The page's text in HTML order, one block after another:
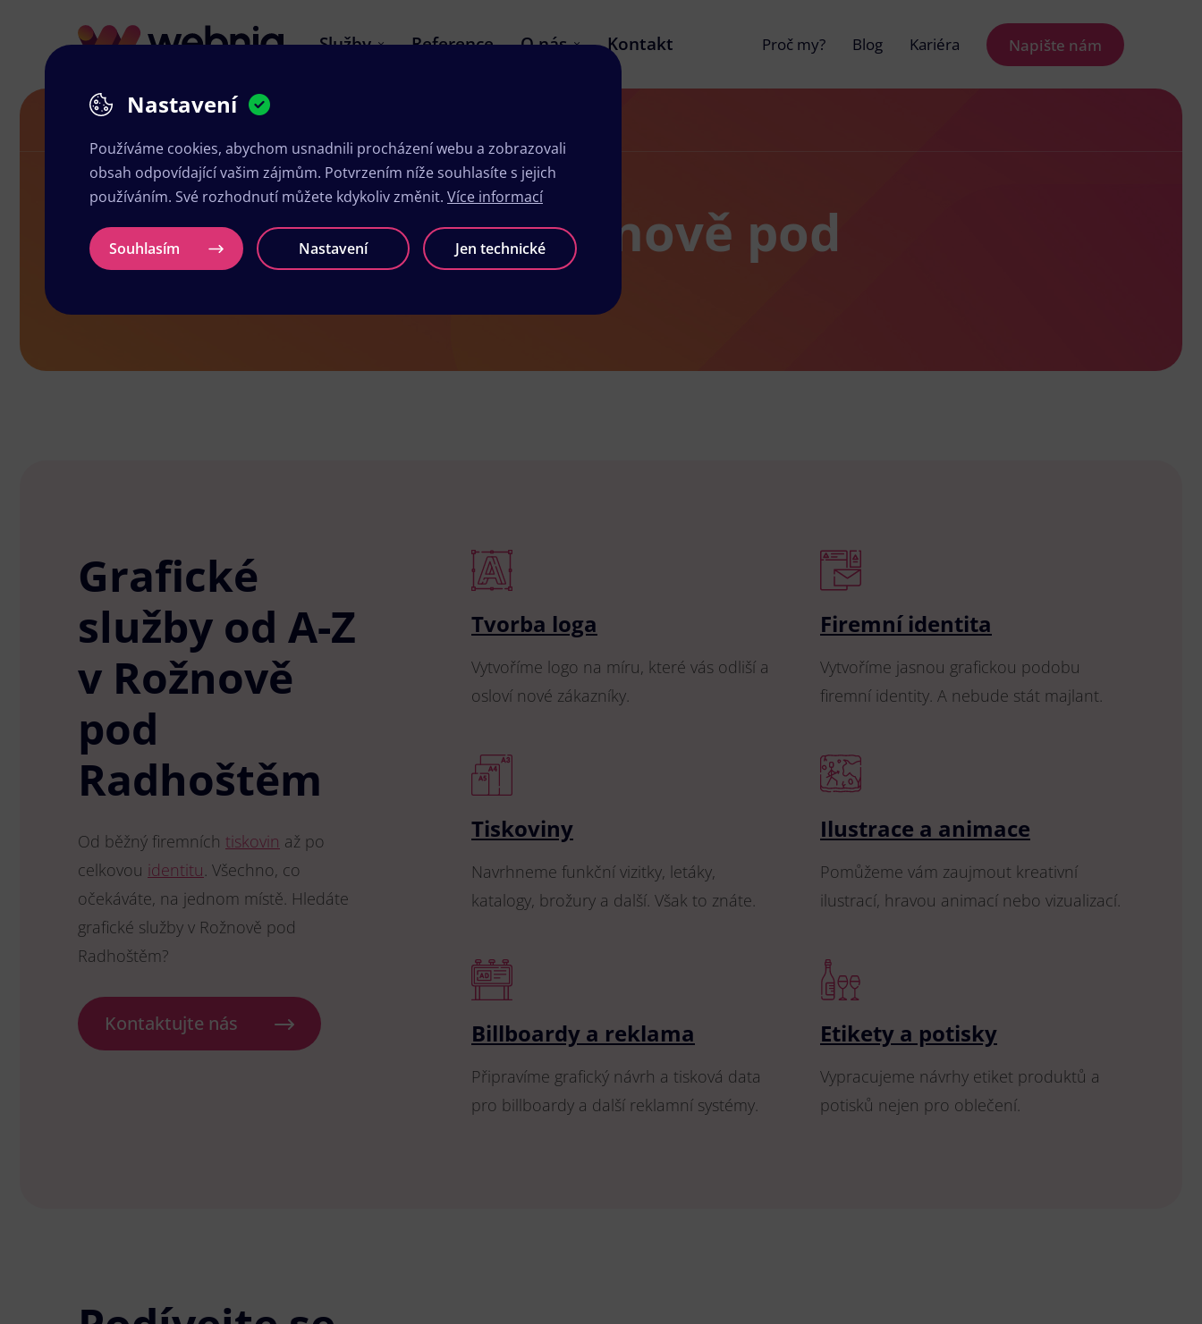
Služby Reference O nás Kontakt Proč my? Blog Kariéra Napište nám
Grafické služby v Rožnově pod Radhoštěm
Grafické služby v Rožnově pod
Radhoštěm
Grafické
služby od A-Z
v Rožnově
pod
Radhoštěm
Od běžný firemních tiskovin až po
celkovou identitu. Všechno, co
očekáváte, na jednom místě. Hledáte
grafické služby v Rožnově pod
Radhoštěm?
Kontaktujte nás
Tvorba loga
Vytvoříme logo na míru, které vás odliší a
osloví nové zákazníky.
Firemní identita
Vytvoříme jasnou grafickou podobu
firemní identity. A nebude stát majlant.
Tiskoviny
Navrhneme funkční vizitky, letáky,
katalogy, brožury a další. Však to znáte.
Ilustrace a animace
Pomůžeme vám zaujmout kreativní
ilustrací, hravou animací nebo vizualizací.
Billboardy a reklama
Připravíme grafický návrh a tisková data
pro billboardy a další reklamní systémy.
Etikety a potisky
Vypracujeme návrhy etiket produktů a
potisků nejen pro oblečení.
Nastavení
Používáme cookies, abychom usnadnili procházení webu a zobrazovali
obsah odpovídající vašim zájmům. Potvrzením níže souhlasíte s jejich
používáním. Své rozhodnutí můžete kdykoliv změnit. Více informací
Souhlasím Nastavení Jen technické